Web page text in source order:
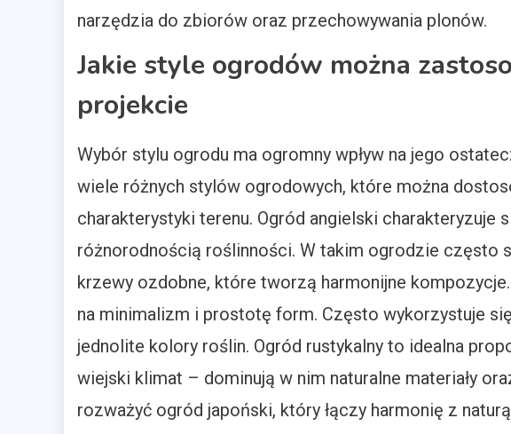
narzędzia do zbiorów oraz przechowywania plonów.
Jakie style ogrodów można
projekcie
Wybór stylu ogrodu ma ogromny wpływ na jego
wiele różnych stylów ogrodowych, które można
charakterystyki terenu. Ogród angielski charakteryzuje
różnorodnością roślinności. W takim ogrodzie często
krzewy ozdobne, które tworzą harmonijne
na minimalizm i prostotę form. Często wykorzystuje
jednolite kolory roślin. Ogród rustykalny to idealna
wiejski klimat – dominują w nim naturalne materiały
rozważyć ogród japoński, który łączy harmonię z